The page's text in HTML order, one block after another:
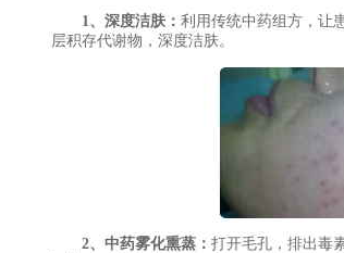
1、深度洁肤： 利用传统中药组方，让
层积存代谢物，深度洁肤。
2、中药雾化熏蒸： 打开毛孔，排出毒